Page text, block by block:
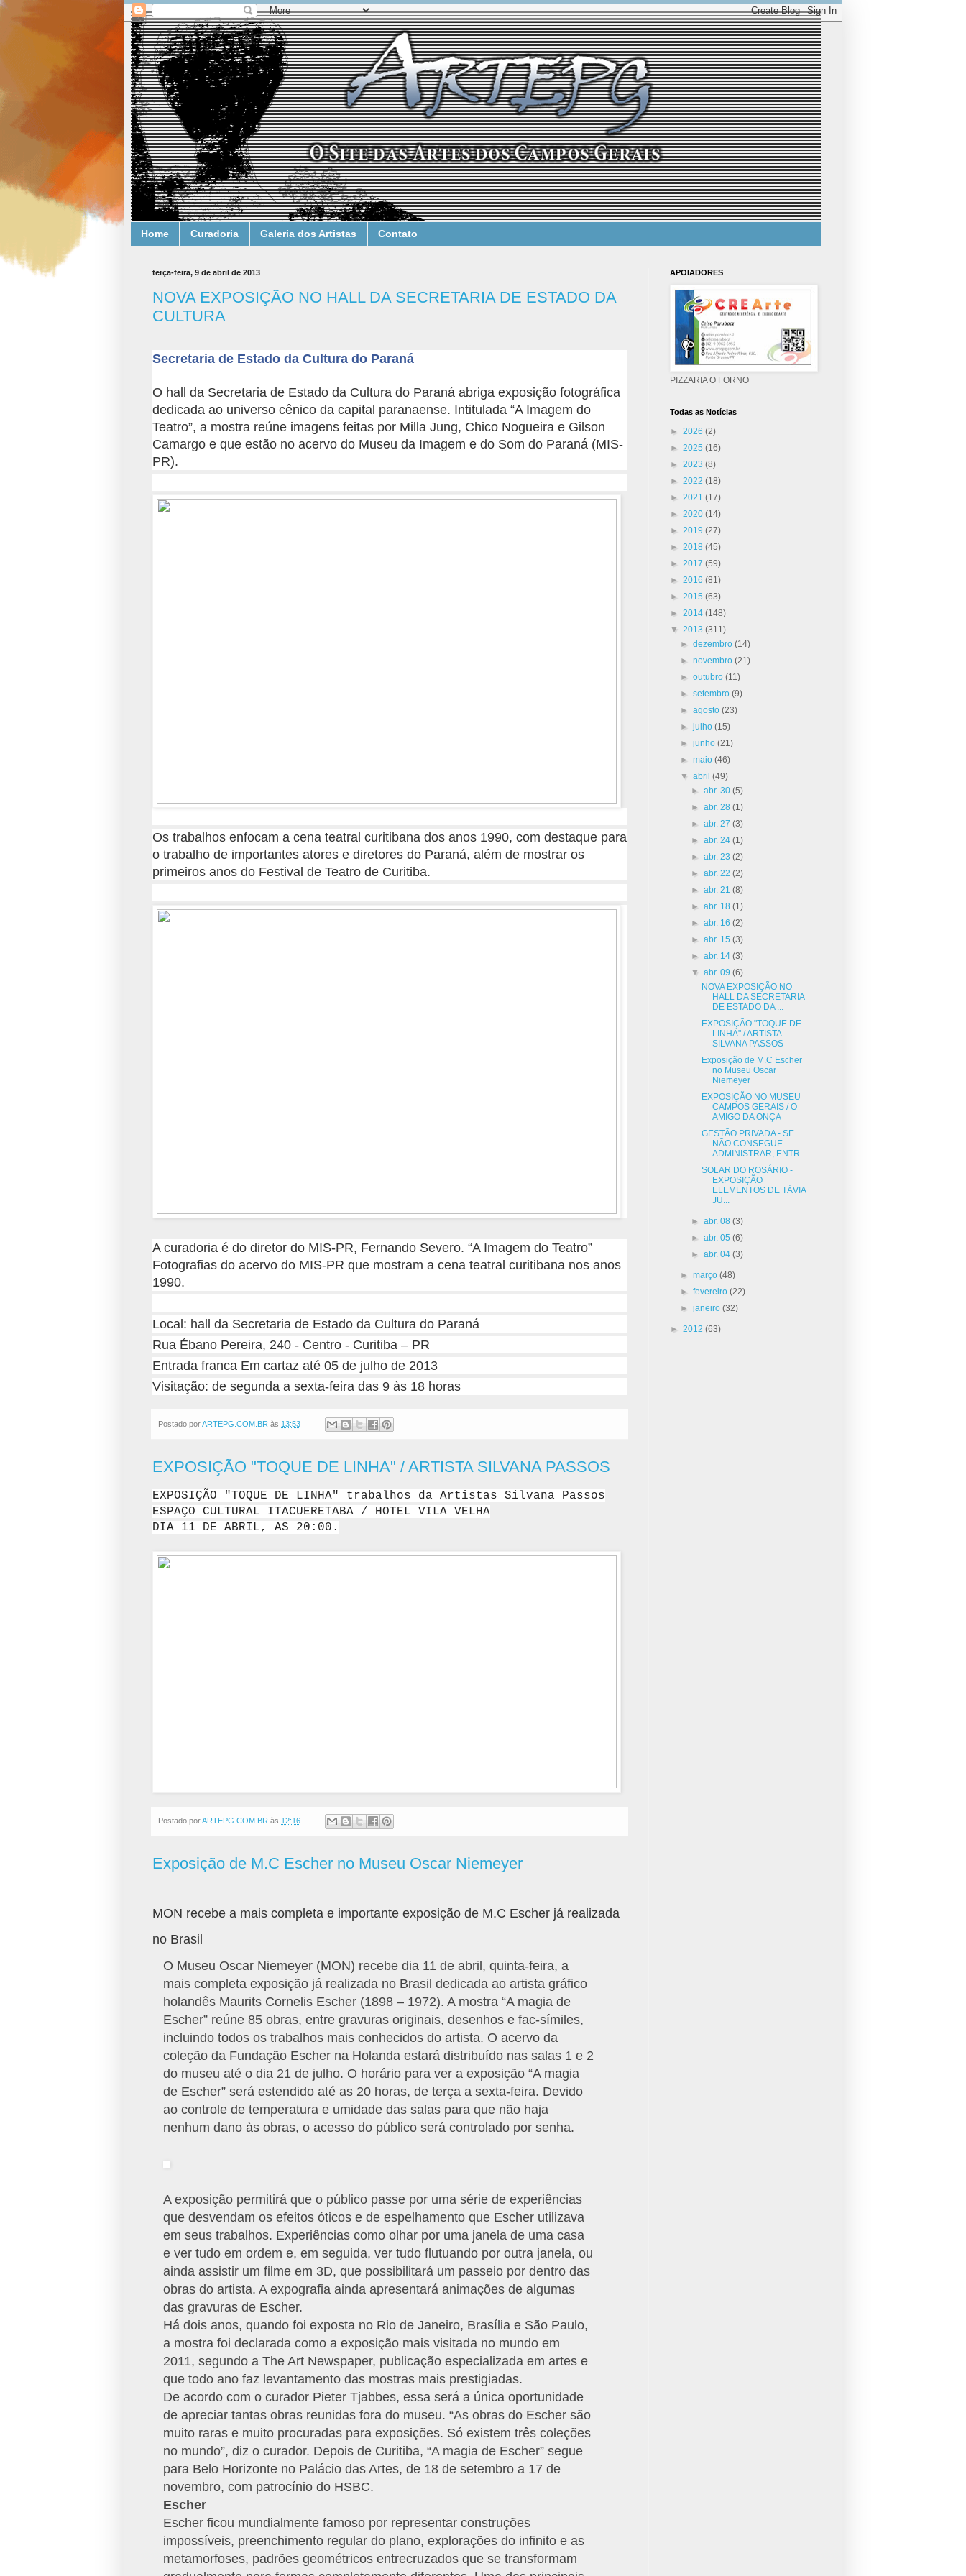
Home Curadoria Galeria dos Artistas Contato
terça-feira, 9 de abril de 2013
NOVA EXPOSIÇÃO NO HALL DA SECRETARIA DE ESTADO DA
CULTURA
Secretaria de Estado da Cultura do Paraná
O hall da Secretaria de Estado da Cultura do Paraná abriga exposição fotográfica
dedicada ao universo cênico da capital paranaense. Intitulada “A Imagem do
Teatro”, a mostra reúne imagens feitas por Milla Jung, Chico Nogueira e Gilson
Camargo e que estão no acervo do Museu da Imagem e do Som do Paraná (MIS-
PR).
Os trabalhos enfocam a cena teatral curitibana dos anos 1990, com destaque para
o trabalho de importantes atores e diretores do Paraná, além de mostrar os
primeiros anos do Festival de Teatro de Curitiba.
A curadoria é do diretor do MIS-PR, Fernando Severo. “A Imagem do Teatro”
Fotografias do acervo do MIS-PR que mostram a cena teatral curitibana nos anos
1990.
Local: hall da Secretaria de Estado da Cultura do Paraná
Rua Ébano Pereira, 240 - Centro - Curitiba – PR
Entrada franca Em cartaz até 05 de julho de 2013
Visitação: de segunda a sexta-feira das 9 às 18 horas
Postado porARTEPG.COM.BR às 13:53
EXPOSIÇÃO "TOQUE DE LINHA" / ARTISTA SILVANA PASSOS
EXPOSIÇÃO "TOQUE DE LINHA" trabalhos da Artistas Silvana Passos
ESPAÇO CULTURAL ITACUERETABA / HOTEL VILA VELHA
DIA 11 DE ABRIL, AS 20:00.
Postado porARTEPG.COM.BR às 12:16
Exposição de M.C Escher no Museu Oscar Niemeyer
MON recebe a mais completa e importante exposição de M.C Escher já realizada
no Brasil
O Museu Oscar Niemeyer (MON) recebe dia 11 de abril, quinta-feira, a
mais completa exposição já realizada no Brasil dedicada ao artista gráfico
holandês Maurits Cornelis Escher (1898 – 1972). A mostra “A magia de
Escher” reúne 85 obras, entre gravuras originais, desenhos e fac-símiles,
incluindo todos os trabalhos mais conhecidos do artista. O acervo da
coleção da Fundação Escher na Holanda estará distribuído nas salas 1 e 2
do museu até o dia 21 de julho. O horário para ver a exposição “A magia
de Escher” será estendido até as 20 horas, de terça a sexta-feira. Devido
ao controle de temperatura e umidade das salas para que não haja
nenhum dano às obras, o acesso do público será controlado por senha.
A exposição permitirá que o público passe por uma série de experiências
que desvendam os efeitos óticos e de espelhamento que Escher utilizava
em seus trabalhos. Experiências como olhar por uma janela de uma casa
e ver tudo em ordem e, em seguida, ver tudo flutuando por outra janela, ou
ainda assistir um filme em 3D, que possibilitará um passeio por dentro das
obras do artista. A expografia ainda apresentará animações de algumas
das gravuras de Escher.
Há dois anos, quando foi exposta no Rio de Janeiro, Brasília e São Paulo,
a mostra foi declarada como a exposição mais visitada no mundo em
2011, segundo a The Art Newspaper, publicação especializada em artes e
que todo ano faz levantamento das mostras mais prestigiadas.
De acordo com o curador Pieter Tjabbes, essa será a única oportunidade
de apreciar tantas obras reunidas fora do museu. “As obras do Escher são
muito raras e muito procuradas para exposições. Só existem três coleções
no mundo”, diz o curador. Depois de Curitiba, “A magia de Escher” segue
para Belo Horizonte no Palácio das Artes, de 18 de setembro a 17 de
novembro, com patrocínio do HSBC.
Escher
Escher ficou mundialmente famoso por representar construções
impossíveis, preenchimento regular do plano, explorações do infinito e as
metamorfoses, padrões geométricos entrecruzados que se transformam
APOIADORES
PIZZARIA O FORNO
Todas as Notícias
► 2026 (2)
► 2025 (16)
► 2023 (8)
► 2022 (18)
► 2021 (17)
► 2020 (14)
► 2019 (27)
► 2018 (45)
► 2017 (59)
► 2016 (81)
► 2015 (63)
► 2014 (148)
▼ 2013 (311)
►dezembro(14)
►novembro(21)
►outubro(11)
►setembro(9)
►agosto(23)
►julho(15)
►junho(21)
►maio(46)
▼abril(49)
► abr. 30 (5)
► abr. 28 (1)
► abr. 27 (3)
► abr. 24 (1)
► abr. 23 (2)
► abr. 22 (2)
► abr. 21 (8)
► abr. 18 (1)
► abr. 16 (2)
► abr. 15 (3)
► abr. 14 (3)
▼ abr. 09 (6)
NOVA EXPOSIÇÃO NO
HALL DA SECRETARIA
DE ESTADO DA ...
EXPOSIÇÃO "TOQUE DE
LINHA" / ARTISTA
SILVANA PASSOS
Exposição de M.C Escher
no Museu Oscar
Niemeyer
EXPOSIÇÃO NO MUSEU
CAMPOS GERAIS / O
AMIGO DA ONÇA
GESTÃO PRIVADA - SE
NÃO CONSEGUE
ADMINISTRAR, ENTR...
SOLAR DO ROSÁRIO -
EXPOSIÇÃO
ELEMENTOS DE TÁVIA
JU...
► abr. 08 (3)
► abr. 05 (6)
► abr. 04 (3)
►março(48)
►fevereiro(22)
►janeiro(32)
► 2012 (63)